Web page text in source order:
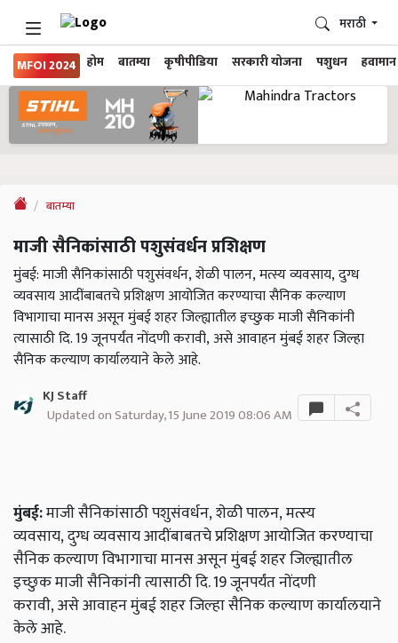
MFOI 2024 होम बातम्या कृषीपीडिया सरकारी योजना पशुधन हवामान
मराठी
बातम्या
माजी सैनिकांसाठी पशुसंवर्धन प्रशिक्षण
मुंबई: माजी सैनिकांसाठी पशुसंवर्धन, शेळी पालन, मत्स्य व्यवसाय, दुग्ध
व्यवसाय आदींबाबतचे प्रशिक्षण आयोजित करण्याचा सैनिक कल्याण
विभागाचा मानस असून मुंबई शहर जिल्ह्यातील इच्छुक माजी सैनिकांनी
त्यासाठी दि. 19 जूनपर्यंत नोंदणी करावी, असे आवाहन मुंबई शहर जिल्हा
सैनिक कल्याण कार्यालयाने केले आहे.
KJ Staff
Updated on Saturday, 15 June 2019 08:06 AM
मुंबई:माजी सैनिकांसाठी पशुसंवर्धन, शेळी पालन, मत्स्य
व्यवसाय, दुग्ध व्यवसाय आदींबाबतचे प्रशिक्षण आयोजित करण्याचा
सैनिक कल्याण विभागाचा मानस असून मुंबई शहर जिल्ह्यातील
इच्छुक माजी सैनिकांनी त्यासाठी दि. 19 जूनपर्यंत नोंदणी
करावी, असे आवाहन मुंबई शहर जिल्हा सैनिक कल्याण कार्यालयाने
केले आहे.